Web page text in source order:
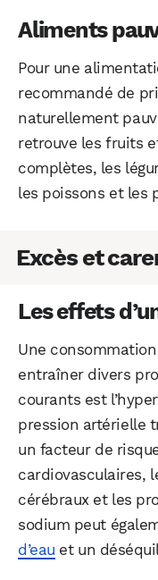
Aliments
Pour une
recommandé de
naturellement
retrouve les fruits
complètes, les
les poissons et les
Excès et
Les effets
Une
entraîner divers
courants est
pression artérielle
un facteur de
cardiovasculaires,
cérébraux et les
sodium peut
d’eau et un